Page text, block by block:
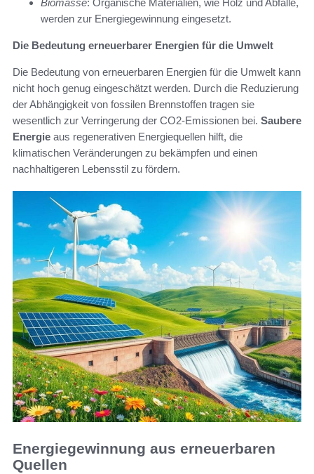
werden zur Energiegewinnung eingesetzt.
Die Bedeutung erneuerbarer Energien für die Umwelt
Die Bedeutung von erneuerbaren Energien für die Umwelt kann
nicht hoch genug eingeschätzt werden. Durch die Reduzierung
der Abhängigkeit von fossilen Brennstoffen tragen sie
wesentlich zur Verringerung der CO2-Emissionen bei. Saubere
Energie aus regenerativen Energiequellen hilft, die
klimatischen Veränderungen zu bekämpfen und einen
nachhaltigeren Lebensstil zu fördern.
Energiegewinnung aus erneuerbaren
Quellen